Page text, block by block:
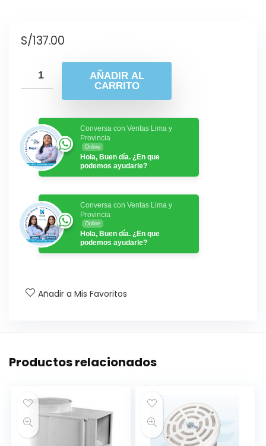
S/137.00
AÑADIR AL
CARRITO
Conversa con Ventas Lima y
Provincia
Online
Hola, Buen día. ¿En que
podemos ayudarle?
Conversa con Ventas Lima y
Provincia
Online
Hola, Buen día. ¿En que
podemos ayudarle?
Añadir a Mis Favoritos
Productos relacionados